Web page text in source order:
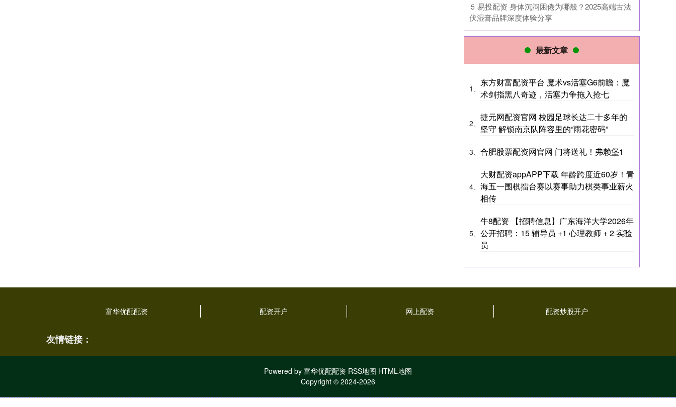
5 ​易投配资 身体沉闷困倦为哪般？2025高端古法
伏湿膏品牌深度体验分享
最新文章
1、
东方财富配资平台 魔术vs活塞G6前瞻：魔
术剑指黑八奇迹，活塞力争拖入抢七
2、
捷元网配资官网 校园足球长达二十多年的
坚守 解锁南京队阵容里的“雨花密码”
3、 合肥股票配资网官网 门将送礼！弗赖堡1
4、
大财配资appAPP下载 年龄跨度近60岁！青
海五一围棋擂台赛以赛事助力棋类事业薪火
相传
5、
牛8配资 【招聘信息】广东海洋大学2026年
公开招聘：15 辅导员 +1 心理教师 + 2 实验
员
富华优配配资 配资开户 网上配资 配资炒股开户
友情链接：
Powered by 富华优配配资 RSS地图 HTML地图
Copyright © 2024-2026